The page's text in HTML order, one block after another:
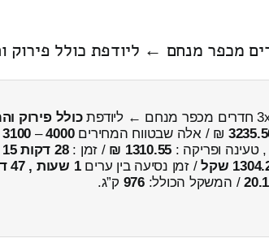
כולל פירוק
₪ / אלה שבטווח המחירים4000
–
3100
טעינה ופריקה : 1310.55 ₪ / זמן :28 דקות 15 שניות
שקל / זמן נסיעה בין ערים1 שעות , 47 דקות
/ המשקל הכולל:976 ק”ג.